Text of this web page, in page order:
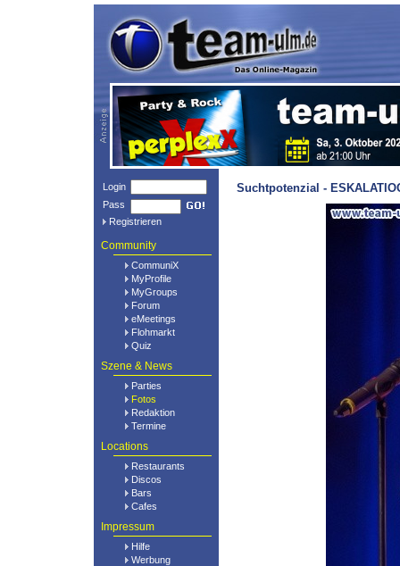
Login
Pass
Registrieren
Community
CommuniX
MyProfile
MyGroups
Forum
eMeetings
Flohmarkt
Quiz
Szene & News
Parties
Fotos
Redaktion
Termine
Locations
Restaurants
Discos
Bars
Cafes
Impressum
Hilfe
Werbung
Suchtpotenzial -